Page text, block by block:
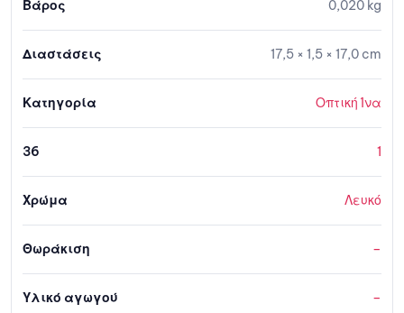
Βάρος 0,020 kg
Διαστάσεις 17,5 × 1,5 × 17,0 cm
Κατηγορία Οπτική Ίνα
36 1
Χρώμα Λευκό
Θωράκιση –
Υλικό αγωγού –